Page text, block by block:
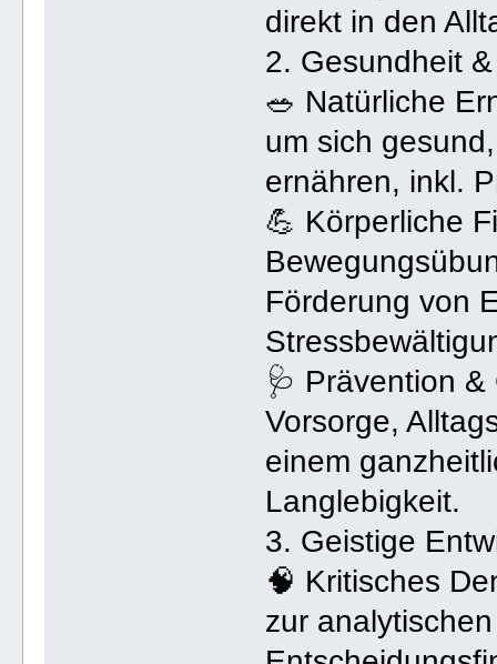
direkt in den
2. Gesundheit
🥗 Natürliche
um sich
ernähren, inkl.
💪 Körperliche
Förderung von
🩺 Prävention
Vorsorge,
einem
Langlebigkeit.
3. Geistige
🧠 Kritisches
zur